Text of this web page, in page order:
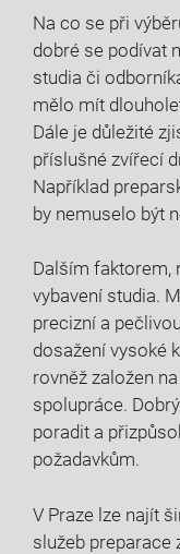
Na⁣ co⁤ se při
dobré ​se‌ podívat
studia či
mělo mít
Dále je​ důležité
příslušné zvířecí
Například
‍by‌ nemuselo být
Dalším faktorem,
vybavení ‌studia.
precizní ⁣a
dosažení vysoké
rovněž ⁢založen
spolupráce.
poradit a⁤
požadavkům.
V Praze lze najít
služeb preparace